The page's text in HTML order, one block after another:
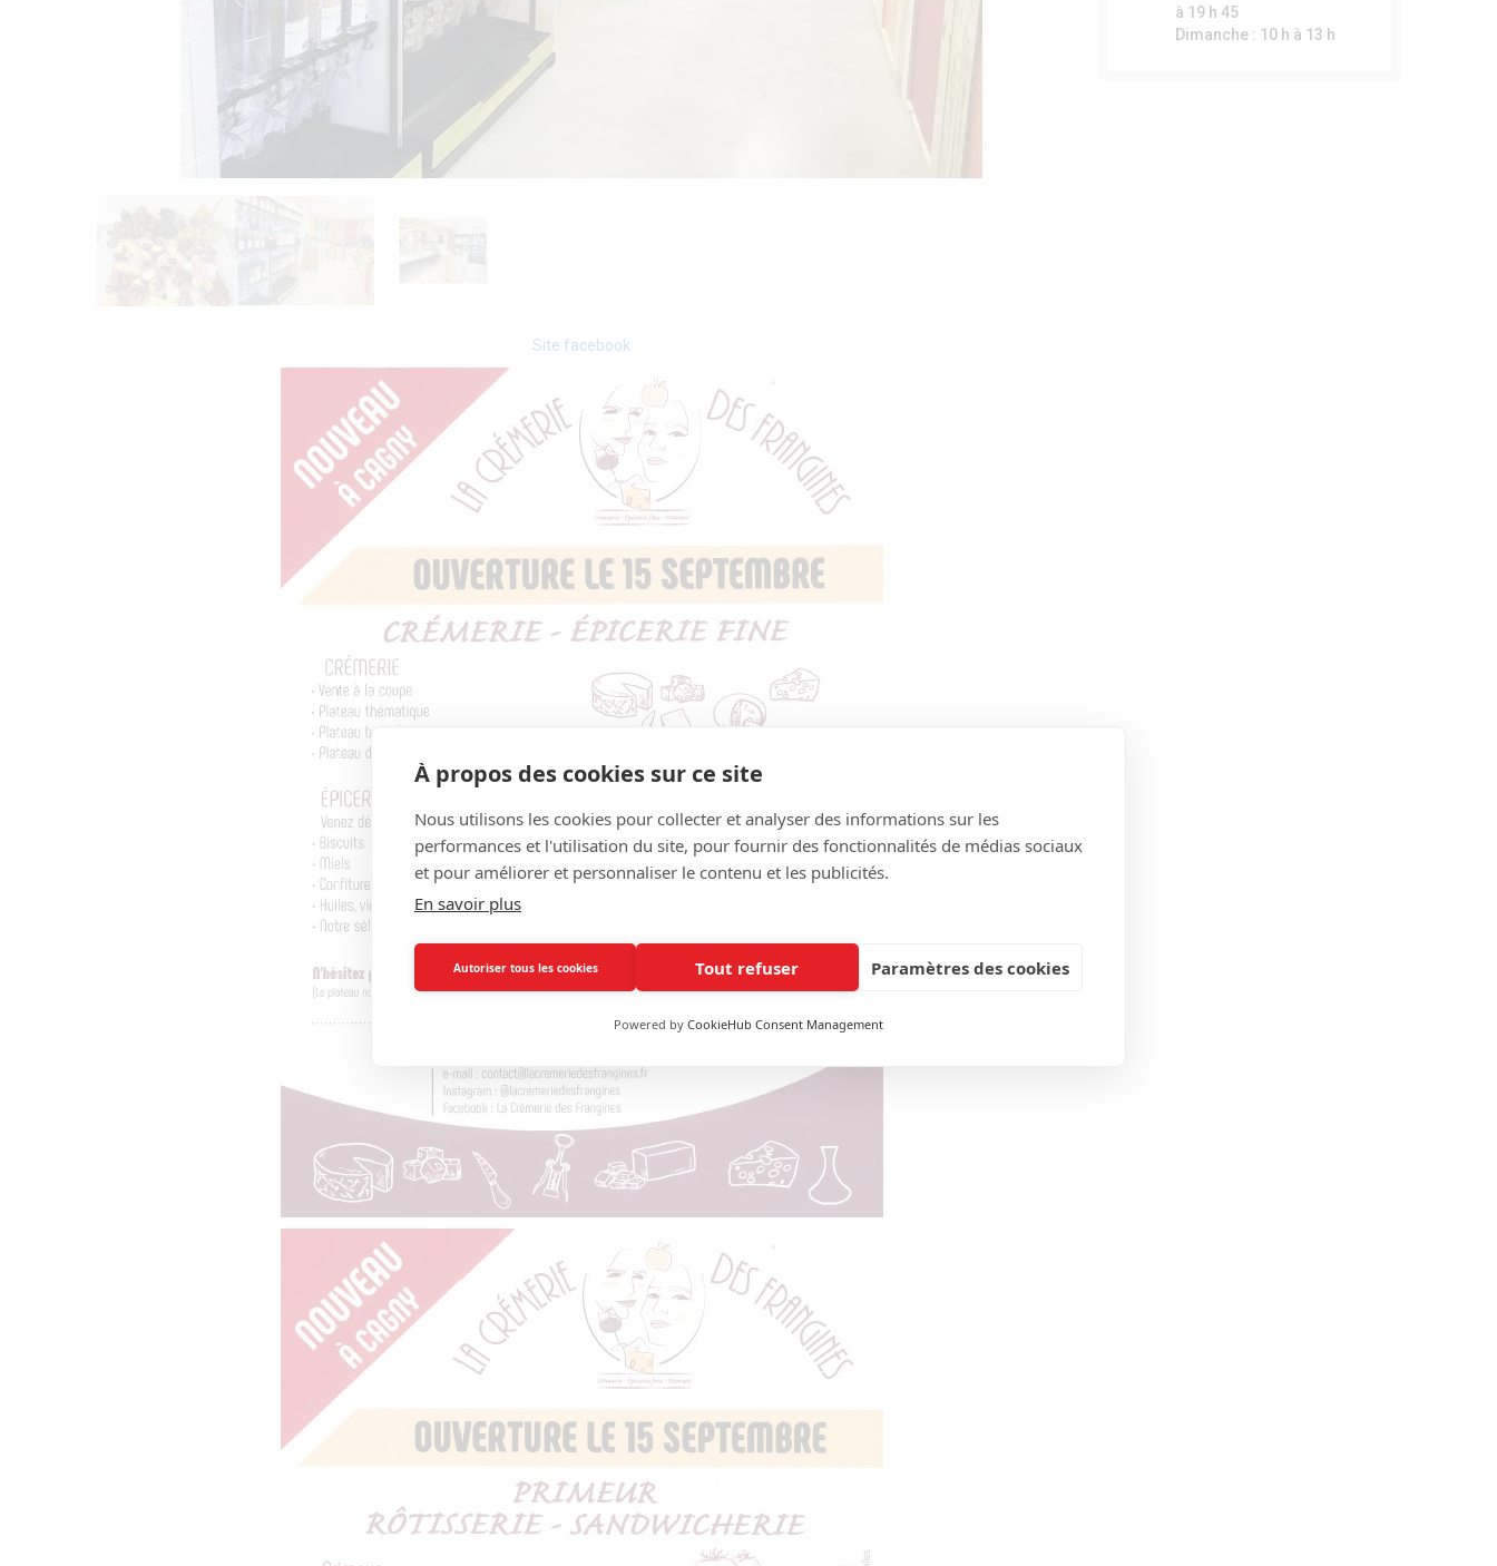
Site facebook
à 19 h 45
Dimanche : 10 h à 13 h
À propos des cookies sur ce site
Nous utilisons les cookies pour collecter et analyser des informations sur les
performances et l'utilisation du site, pour fournir des fonctionnalités de médias sociaux
et pour améliorer et personnaliser le contenu et les publicités.
En savoir plus
Autoriser tous les cookies Tout refuser Paramètres des cookies
Powered by CookieHub Consent Management